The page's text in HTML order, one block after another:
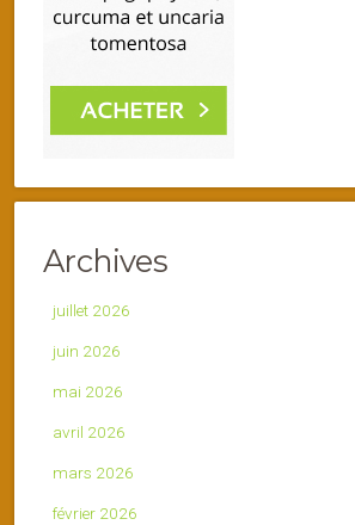
Archives
juillet 2026
juin 2026
mai 2026
avril 2026
mars 2026
février 2026